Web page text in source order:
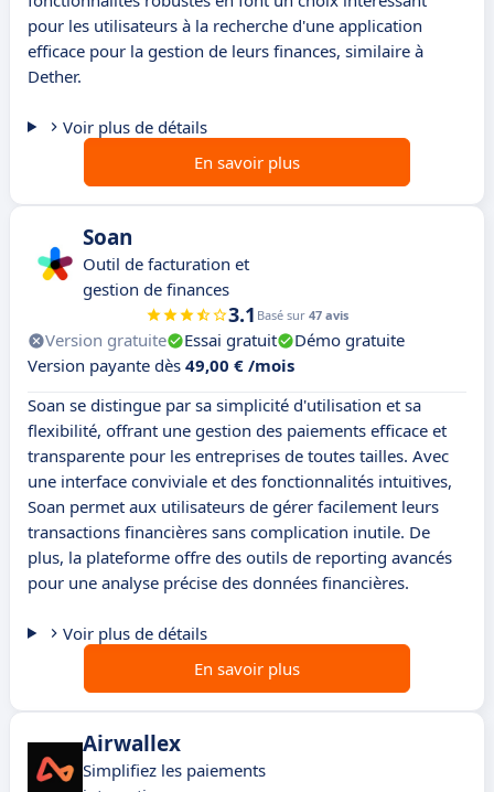
pour les utilisateurs à la recherche d'une application
efficace pour la gestion de leurs finances, similaire à
Dether.
Voir plus de détails
En savoir plus
Soan
Outil de facturation et
gestion de finances
3.1 Basé sur 47 avis
Version gratuite Essai gratuit
Démo gratuite
Version payante dès 49,00 € /mois
Soan se distingue par sa simplicité d'utilisation et sa
flexibilité, offrant une gestion des paiements efficace et
transparente pour les entreprises de toutes tailles. Avec
une interface conviviale et des fonctionnalités intuitives,
Soan permet aux utilisateurs de gérer facilement leurs
transactions financières sans complication inutile. De
plus, la plateforme offre des outils de reporting avancés
pour une analyse précise des données financières.
Voir plus de détails
En savoir plus
Airwallex
Simplifiez les paiements